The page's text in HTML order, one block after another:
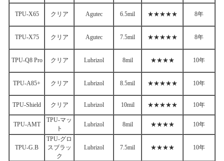
TPU-X65 クリア Agutec 6.5mil ★★★★★ 8年
TPU-X75 クリア Agutec 7.5mil ★★★★★ 8年
TPU-Q8 Pro クリア Lubrizol 8mil ★★★★ 10年
TPU-A85+ クリア Lubrizol 8.5mil ★★★★★ 10年
TPU-Shield クリア Lubrizol 10mil ★★★★★ 10年
TPU-AMT
TPU-マッ
ト
Lubrizol 8mil ★★★★ 10年
TPU-G.B
TPU-グロ
スブラッ
ク
Lubrizol 7.5mil ★★★★ 10年